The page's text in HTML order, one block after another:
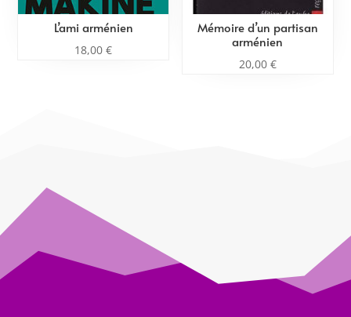
L’ami arménien
18,00€
Mémoire d’un partisan
arménien
20,00 €